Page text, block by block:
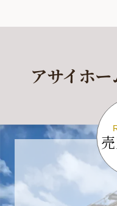
休業期間中に頂き
2026年5月7日(木)
ご不便をおかけい
よろしくお願いいた
2026-04-17
【臨時休業のお知ら
アサイホ